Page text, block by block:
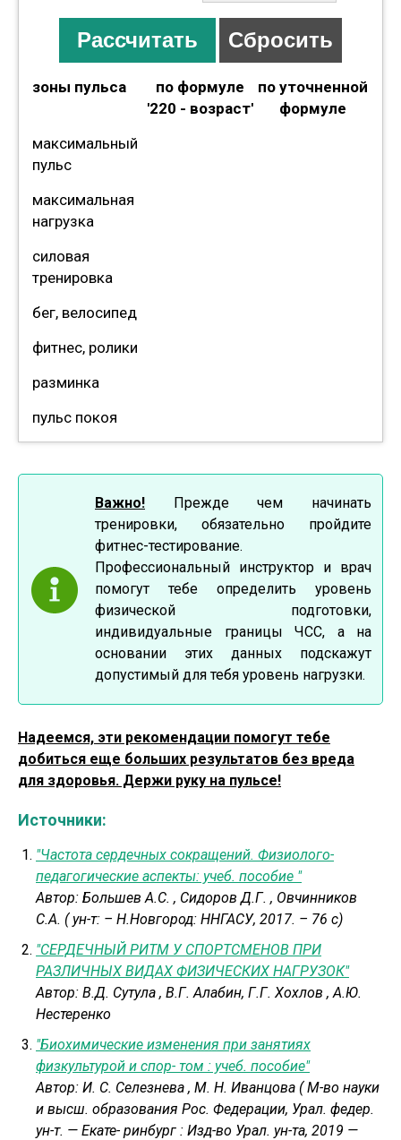
зоны пульса
по формуле
'220 - возраст'
по уточненной
формуле
максимальный
пульс
макcимальная
нагрузка
силовая
тренировка
бег, велосипед
фитнес, ролики
разминка
пульс покоя
Важно!
Прежде чем начинать
тренировки, обязательно пройдите
фитнес-тестирование.
Профессиональный инструктор и врач
помогут тебе определить уровень
физической подготовки,
индивидуальные границы ЧСС, а на
основании этих данных подскажут
допустимый для тебя уровень нагрузки.
Надеемся, эти рекомендации помогут тебе
добиться еще больших результатов без вреда
для здоровья. Держи руку на пульсе!
Источники:
"Частота сердечных сокращений. Физиолого-
педагогические аспекты: учеб. пособие "
Автор: Большев А.С. , Сидоров Д.Г. , Овчинников
С.А. ( ун-т: – Н.Новгород: ННГАСУ, 2017. – 76 с)
"СЕРДЕЧНЫЙ РИТМ У СПОРТСМЕНОВ ПРИ
РАЗЛИЧНЫХ ВИДАХ ФИЗИЧЕСКИХ НАГРУЗОК"
Автор: В.Д. Сутула , В.Г. Алабин, Г.Г. Хохлов ,А.Ю.
Нестеренко
"Биохимические изменения при занятиях
физкультурой и спор- том : учеб. пособие"
Автор: И. С. Селезнева , М. Н. Иванцова ( М-во науки
и высш. образования Рос. Федерации, Урал. федер.
ун-т. — Екате- ринбург : Изд-во Урал. ун-та, 2019 —